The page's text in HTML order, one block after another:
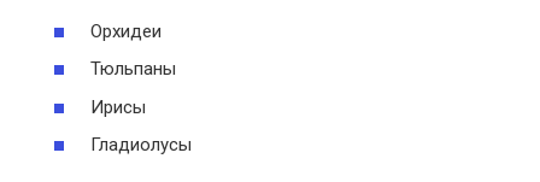
Орхидеи
Тюльпаны
Ирисы
Гладиолусы